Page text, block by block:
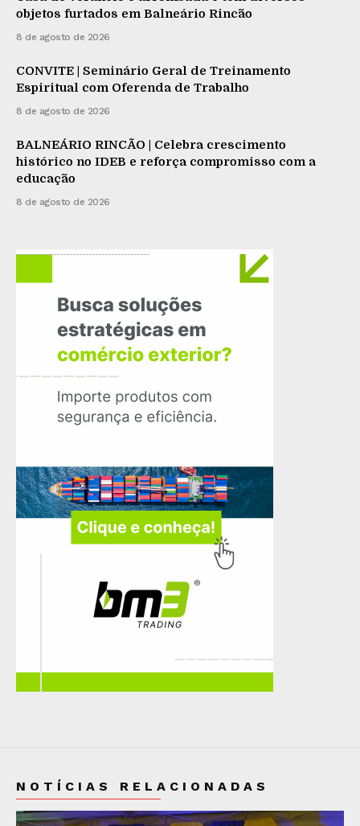
objetos furtados em Balneário Rincão
8 de agosto de 2026
CONVITE | Seminário Geral de Treinamento
Espiritual com Oferenda de Trabalho
8 de agosto de 2026
BALNEÁRIO RINCÃO | Celebra crescimento
histórico no IDEB e reforça compromisso com a
educação
8 de agosto de 2026
NOTÍCIAS RELACIONADAS